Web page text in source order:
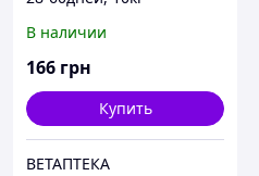
В наличии
166 грн
Купить
ВЕТАПТЕКА